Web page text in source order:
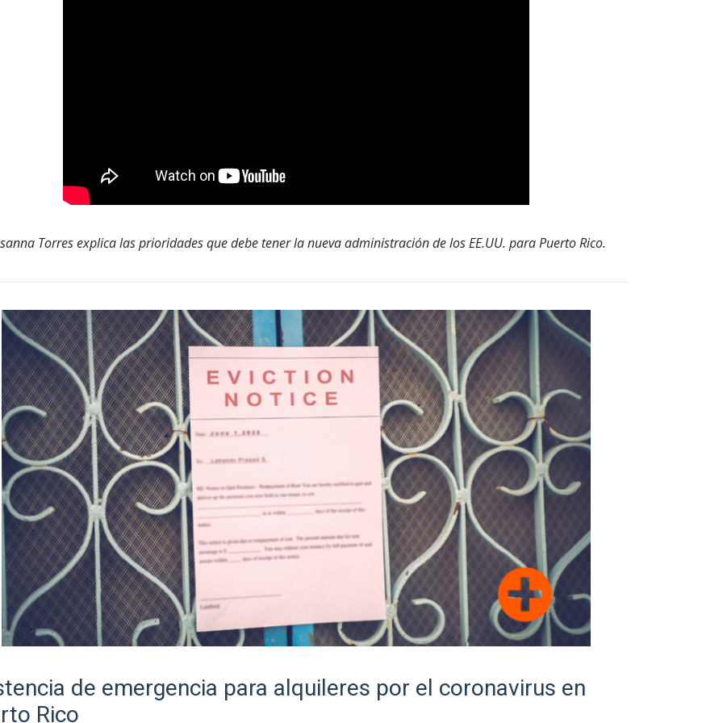
Torres explica las prioridades que debe tener la nueva administración de los EE.UU. para Puerto Rico.
de emergencia para alquileres por el coronavirus en
Rico